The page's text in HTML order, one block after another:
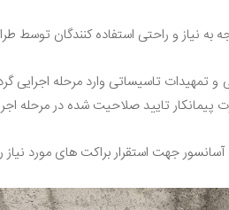
تاسیساتی وارد مرحله اجرایی
تایید صلاحیت شده در مرحله
جهت استقرار براکت های مورد